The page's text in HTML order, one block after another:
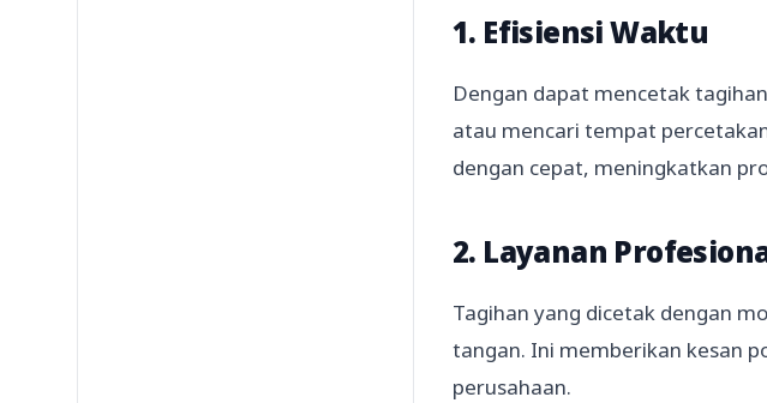
1. Efisiensi Waktu
Dengan dapat mencetak
atau mencari tempat
dengan cepat, meningkatkan
2. Layanan
Tagihan yang dicetak dengan
tangan. Ini memberikan kesan
perusahaan.